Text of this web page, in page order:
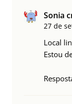
Sonia
27 de
Local
Estou